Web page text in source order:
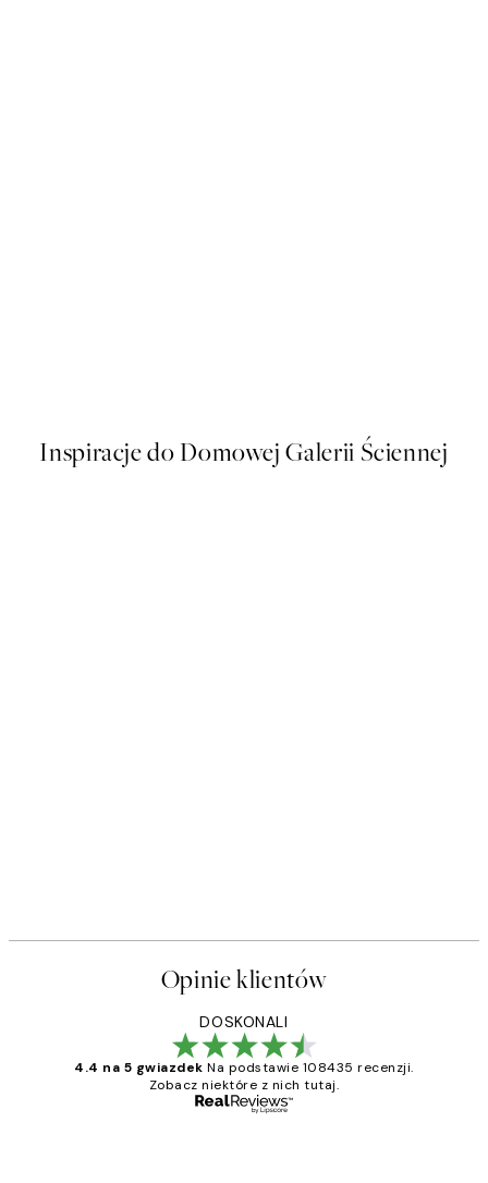
Inspiracje do Domowej Galerii Ściennej
Opinie klientów
DOSKONALI
4.4 na 5 gwiazdek Na podstawie 108435 recenzji.
Zobacz niektóre z nich tutaj.